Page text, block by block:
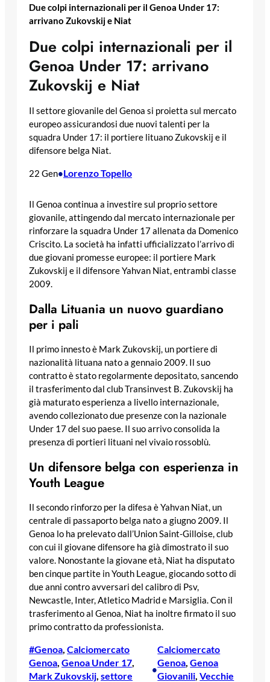
Due colpi internazionali per il Genoa Under 17:
arrivano Zukovskij e Niat
Due colpi internazionali per il
Genoa Under 17: arrivano
Zukovskij e Niat
Il settore giovanile del Genoa si proietta sul mercato
europeo assicurandosi due nuovi talenti per la
squadra Under 17: il portiere lituano Zukovskij e il
difensore belga Niat.
22 Gen•Lorenzo Topello
Il Genoa continua a investire sul proprio settore
giovanile, attingendo dal mercato internazionale per
rinforzare la squadra Under 17 allenata da Domenico
Criscito. La società ha infatti ufficializzato l’arrivo di
due giovani promesse europee: il portiere Mark
Zukovskij e il difensore Yahvan Niat, entrambi classe
2009.
Dalla Lituania un nuovo guardiano
per i pali
Il primo innesto è Mark Zukovskij, un portiere di
nazionalità lituana nato a gennaio 2009. Il suo
contratto è stato regolarmente depositato, sancendo
il trasferimento dal club Transinvest B. Zukovskij ha
già maturato esperienza a livello internazionale,
avendo collezionato due presenze con la nazionale
Under 17 del suo paese. Il suo arrivo consolida la
presenza di portieri lituani nel vivaio rossoblù.
Un difensore belga con esperienza in
Youth League
Il secondo rinforzo per la difesa è Yahvan Niat, un
centrale di passaporto belga nato a giugno 2009. Il
Genoa lo ha prelevato dall’Union Saint-Gilloise, club
con cui il giovane difensore ha già dimostrato il suo
valore. Nonostante la giovane età, Niat ha disputato
ben cinque partite in Youth League, giocando sotto di
due anni contro avversari del calibro di Psv,
Newcastle, Inter, Atletico Madrid e Marsiglia. Con il
trasferimento al Genoa, Niat ha inoltre firmato il suo
primo contratto da professionista.
#Genoa Calciomercato
Genoa Genoa Under 17
Mark Zukovskij settore
•
Calciomercato
Genoa , Genoa
Giovanili , Vecchie